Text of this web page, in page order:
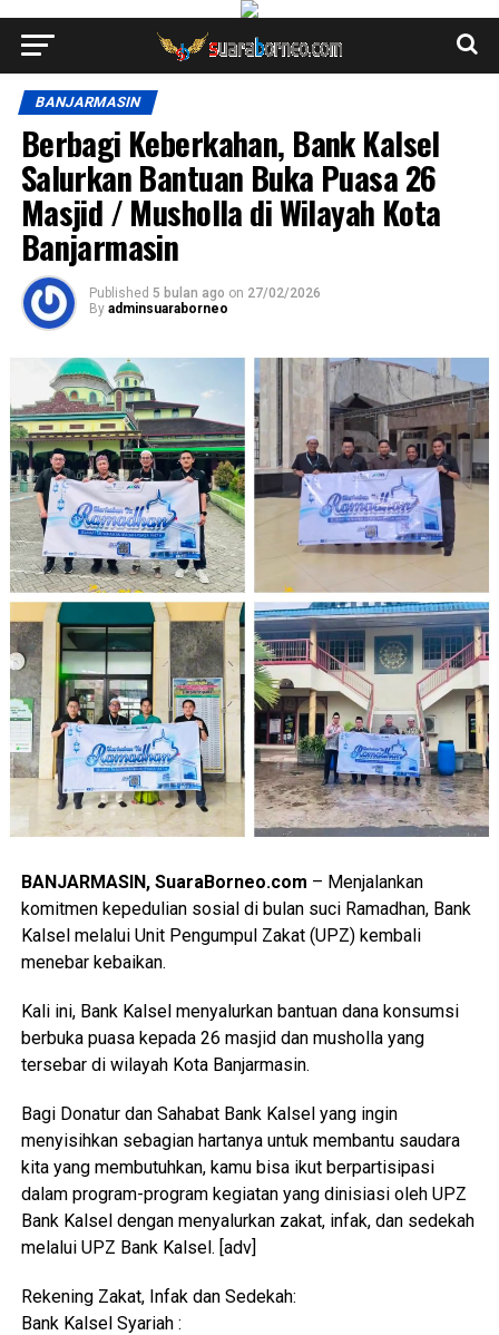
BANJARMASIN
Berbagi Keberkahan, Bank Kalsel
Salurkan Bantuan Buka Puasa 26
Masjid / Musholla di Wilayah Kota
Banjarmasin
Published 5 bulan ago on 27/02/2026
By adminsuaraborneo
BANJARMASIN, SuaraBorneo.com – Menjalankan
komitmen kepedulian sosial di bulan suci Ramadhan, Bank
Kalsel melalui Unit Pengumpul Zakat (UPZ) kembali
menebar kebaikan.
Kali ini, Bank Kalsel menyalurkan bantuan dana konsumsi
berbuka puasa kepada 26 masjid dan musholla yang
tersebar di wilayah Kota Banjarmasin.
Bagi Donatur dan Sahabat Bank Kalsel yang ingin
menyisihkan sebagian hartanya untuk membantu saudara
kita yang membutuhkan, kamu bisa ikut berpartisipasi
dalam program-program kegiatan yang dinisiasi oleh UPZ
Bank Kalsel dengan menyalurkan zakat, infak, dan sedekah
melalui UPZ Bank Kalsel. [adv]
Rekening Zakat, Infak dan Sedekah:
Bank Kalsel Syariah :